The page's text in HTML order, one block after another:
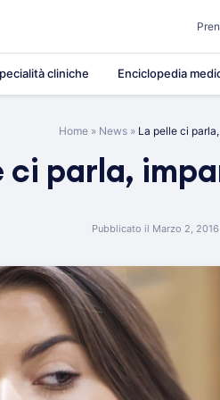
cliniche Enciclopedia
Home » News » La pelle ci
ci parla,
Pubblicato il Marzo 2, 2016